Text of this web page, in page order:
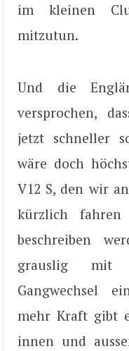
im kleinen
mitzutun.
Und die
versprochen,
jetzt schneller
wäre doch
V12 S, den wir
kürzlich
beschreiben
grauslig mit
Gangwechsel
mehr Kraft gibt
innen und